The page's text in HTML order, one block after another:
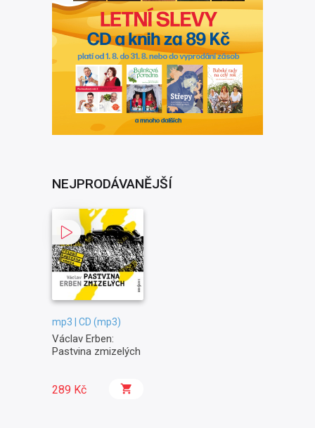
NEJPRODÁVANĚJŠÍ
mp3 | CD (mp3)
Václav Erben:
Pastvina zmizelých
289 Kč